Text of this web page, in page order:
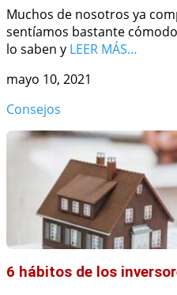
Muchos de nosotros ya
sentíamos bastante
lo saben y LEER MÁS…
mayo 10, 2021
Consejos
6 hábitos de los